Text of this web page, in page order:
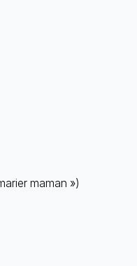
maman »)